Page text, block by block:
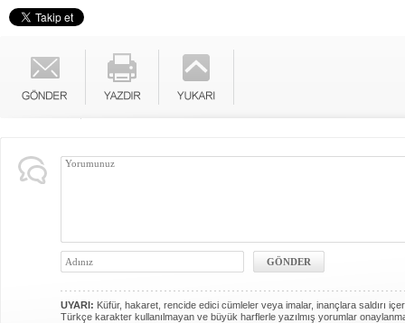
UYARI: Küfür, hakaret, rencide edici cümleler veya imalar, inançlara saldırı
Türkçe karakter kullanılmayan ve büyük harflerle yazılmış yorumlar